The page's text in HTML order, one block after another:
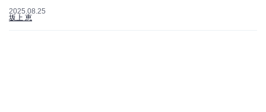
2025.08.25
坂上 恵